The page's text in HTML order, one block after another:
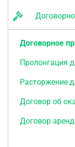
Договорное
Пролонгация
Расторжение
Договор об
Договор